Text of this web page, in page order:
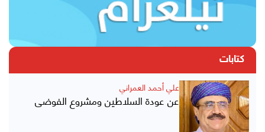
كتابات
علي أحمد العمراني
عن عودة السلاطين ومشروع الفوضى